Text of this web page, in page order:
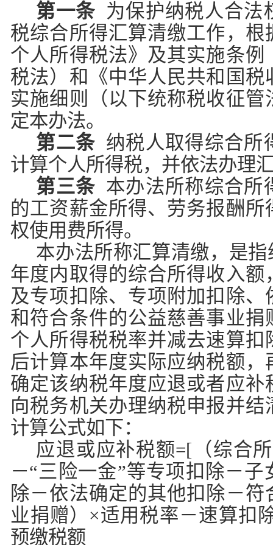
第一条 为保护纳税人合法
税综合所得汇算清缴工作，根
个人所得税法》及其实施条例
税法）和《中华人民共和国税
实施细则（以下统称税收征
定本办法。
第二条 纳税人取得综合所
计算个人所得税，并依法办理
第三条 本办法所称综合所
的工资薪金所得、劳务报酬
权使用费所得。
本办法所称汇算清缴，是
年度内取得的综合所得收入额
及专项扣除、专项附加扣除
和符合条件的公益慈善事业捐
个人所得税税率并减去速算扣
后计算本年度实际应纳税额
确定该纳税年度应退或者应补
向税务机关办理纳税申报并
计算公式如下：
应退或应补税额=[（综合
－“三险一金”等专项扣除－
除－依法确定的其他扣除－
业捐赠）×适用税率－速算扣
预缴税额